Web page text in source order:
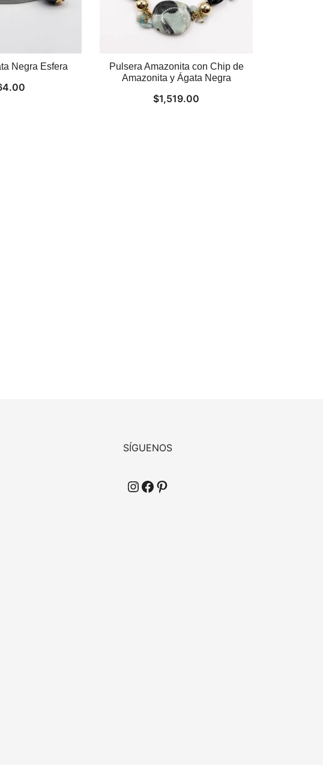
Negra Esfera
Pulsera Amazonita con Chip de
Amazonita y Ágata Negra
$1,519.00
SÍGUENOS
Instagram
Facebook
Pinterest